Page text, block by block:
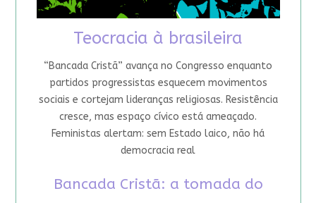
Teocracia à brasileira
“Bancada Cristã” avança no Congresso enquanto
partidos progressistas esquecem movimentos
sociais e cortejam lideranças religiosas. Resistência
cresce, mas espaço cívico está ameaçado.
Feministas alertam: sem Estado laico, não há
democracia real
Bancada Cristã: a tomada do